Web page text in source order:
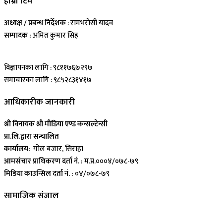
अध्यक्ष / प्रबन्ध निर्देशक: रामभरोसी यादव
सम्पादक :अमित कुमार सिह
विज्ञापनका लागि : ९८११७६७२९७
समाचारका लागि : ९८५२८३१४१७
आधिकारीक जानकारी
श्री विनायक श्री मीडिया एण्ड कन्सल्टेन्सी
प्रा.लि.द्वारा सन्चालित
कार्यालय: गोल बजार, सिराहा
आमसंचार प्राधिकरण दर्ता नं. :म.प्र.०००४/०७८-७९
मिडिया काउन्सिल दर्ता नं. : ०४/०७८-७९
सामाजिक संजाल